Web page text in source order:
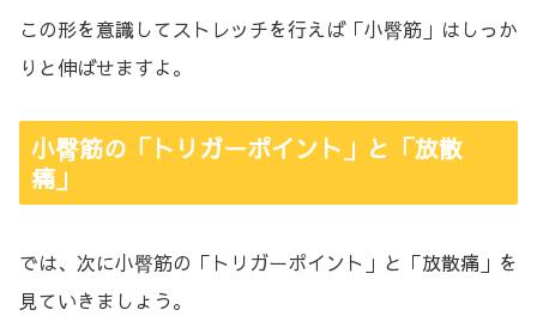
この形を意識してストレッチを行えば「小臀筋」はしっか
りと伸ばせますよ。
小臀筋の「トリガーポイント」と「放散
痛」
では、次に小臀筋の「トリガーポイント」と「放散痛」を
見ていきましょう。